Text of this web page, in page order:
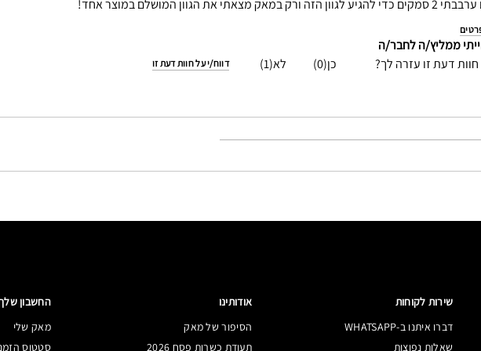
הזה ורק במאק מצאתי את הגוון המושלם במוצר אחד!
ממליץ/ה לחבר/ה
דעת זו עזרה לך?
0
1 דווח/י על חוות דעת זו
שירות לקוחות
דברו איתנו ב-WHATSAPP
שאלות נפוצות
אודותינו
הסיפור של מאק
תעודת כשרות פסח 2026
החשבון
מאק שלי
סטטוס